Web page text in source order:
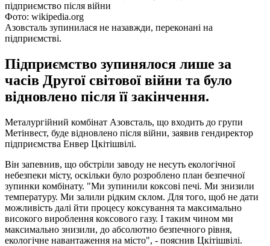
Фото: wikipedia.org
Азовсталь зупинилася не назавжди, переконані на
підприємстві.
Підприємство зупинялося лише за
часів Другої світової війни та було
відновлено після її закінчення.
Металургійний комбінат Азовсталь, що входить до групи
Метінвест, буде відновлено після війни, заявив гендиректор
підприємства Енвер Цкітішвілі.
Він запевнив, що обстріли заводу не несуть екологічної
небезпеки місту, оскільки було розроблено план безпечної
зупинки комбінату. "Ми зупинили коксові печі. Ми знизили
температуру. Ми залили рідким склом. Для того, щоб не дати
можливість далі йти процесу коксування та максимально
високого вироблення коксового газу. І таким чином ми
максимально знизили, до абсолютно безпечного рівня,
екологічне навантаження на місто", - пояснив Цкітішвілі.